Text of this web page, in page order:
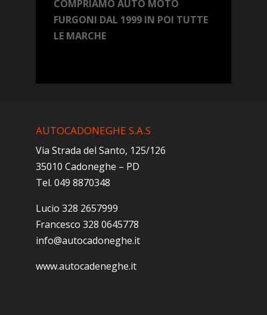
COMPRIAMO AUTO MOTO
FURGONI DAL 1999 IN POI TUTTE
LE MARCHE
AUTOCADONEGHE S.A.S
Via Strada del Santo, 125/126
35010 Cadoneghe – PD
Tel. 049 8870348
Lucio 328 2657999
Francesco 328 0645778
info@autocadoneghe.it
www.autocadeneghe.it